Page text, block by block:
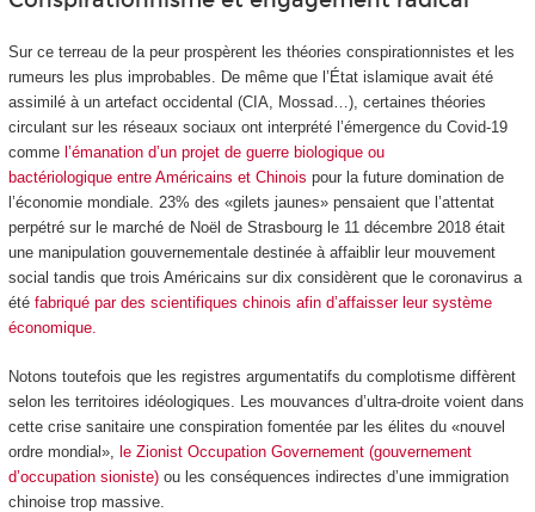
Sur ce terreau de la peur prospèrent les théories conspirationnistes et les
rumeurs les plus improbables. De même que l’État islamique avait été
assimilé à un artefact occidental (CIA, Mossad…), certaines théories
circulant sur les réseaux sociaux ont interprété l’émergence du Covid-19
commel’émanation d’un projet de guerre biologique ou
bactériologique entre Américains et Chinois pour la future domination de
l’économie mondiale. 23% des «gilets jaunes» pensaient que l’attentat
perpétré sur le marché de Noël de Strasbourg le 11 décembre 2018 était
une manipulation gouvernementale destinée à affaiblir leur mouvement
social tandis que trois Américains sur dix considèrent que le coronavirus a
été fabriqué par des scientifiques chinois afin d’affaisser leur système
économique.
Notons toutefois que les registres argumentatifs du complotisme diffèrent
selon les territoires idéologiques. Les mouvances d’ultra-droite voient dans
cette crise sanitaire une conspiration fomentée par les élites du «nouvel
ordre mondial», le Zionist Occupation Governement (gouvernement
d’occupation sioniste)ou les conséquences indirectes d’une immigration
chinoise trop massive.